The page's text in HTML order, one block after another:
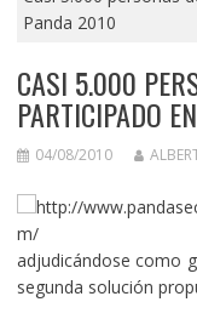
Panda 2010
CASI 5.000
PARTICIPADO
04/08/2010
adjudicándose como
segunda solución